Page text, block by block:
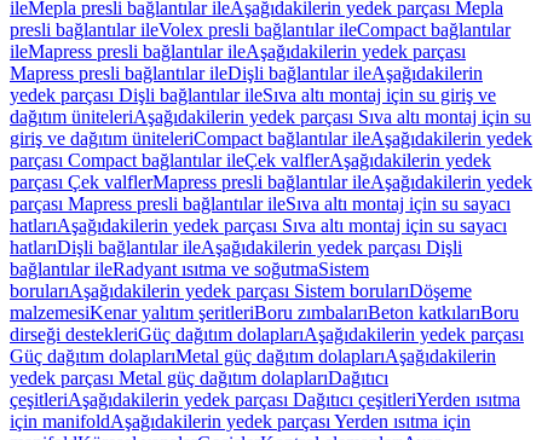
ileMepla presli bağlantılar ileAşağıdakilerin yedek parçası Mepla
presli bağlantılar ileVolex presli bağlantılar ileCompact bağlantılar
ileMapress presli bağlantılar ileAşağıdakilerin yedek parçası
Mapress presli bağlantılar ileDişli bağlantılar ileAşağıdakilerin
yedek parçası Dişli bağlantılar ileSıva altı montaj için su giriş ve
dağıtım üniteleriAşağıdakilerin yedek parçası Sıva altı montaj için su
giriş ve dağıtım üniteleriCompact bağlantılar ileAşağıdakilerin yedek
parçası Compact bağlantılar ileÇek valflerAşağıdakilerin yedek
parçası Çek valflerMapress presli bağlantılar ileAşağıdakilerin yedek
parçası Mapress presli bağlantılar ileSıva altı montaj için su sayacı
hatlarıAşağıdakilerin yedek parçası Sıva altı montaj için su sayacı
hatlarıDişli bağlantılar ileAşağıdakilerin yedek parçası Dişli
bağlantılar ileRadyant ısıtma ve soğutmaSistem
borularıAşağıdakilerin yedek parçası Sistem borularıDöşeme
malzemesiKenar yalıtım şeritleriBoru zımbalarıBeton katkılarıBoru
dirseği destekleriGüç dağıtım dolaplarıAşağıdakilerin yedek parçası
Güç dağıtım dolaplarıMetal güç dağıtım dolaplarıAşağıdakilerin
yedek parçası Metal güç dağıtım dolaplarıDağıtıcı
çeşitleriAşağıdakilerin yedek parçası Dağıtıcı çeşitleriYerden ısıtma
için manifoldAşağıdakilerin yedek parçası Yerden ısıtma için